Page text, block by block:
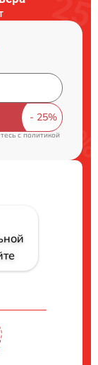
cполитикой